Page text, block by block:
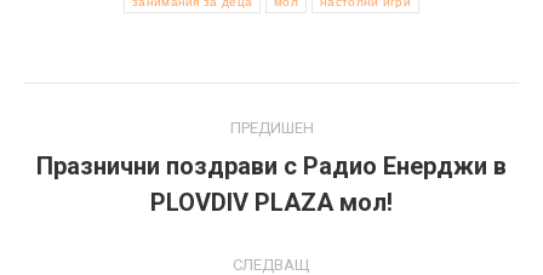
navigation
ПРЕДИШЕН
Previous
post:
Празнични поздрави с Радио Енерджи в
PLOVDIV PLAZA мол!
СЛЕДВАЩ